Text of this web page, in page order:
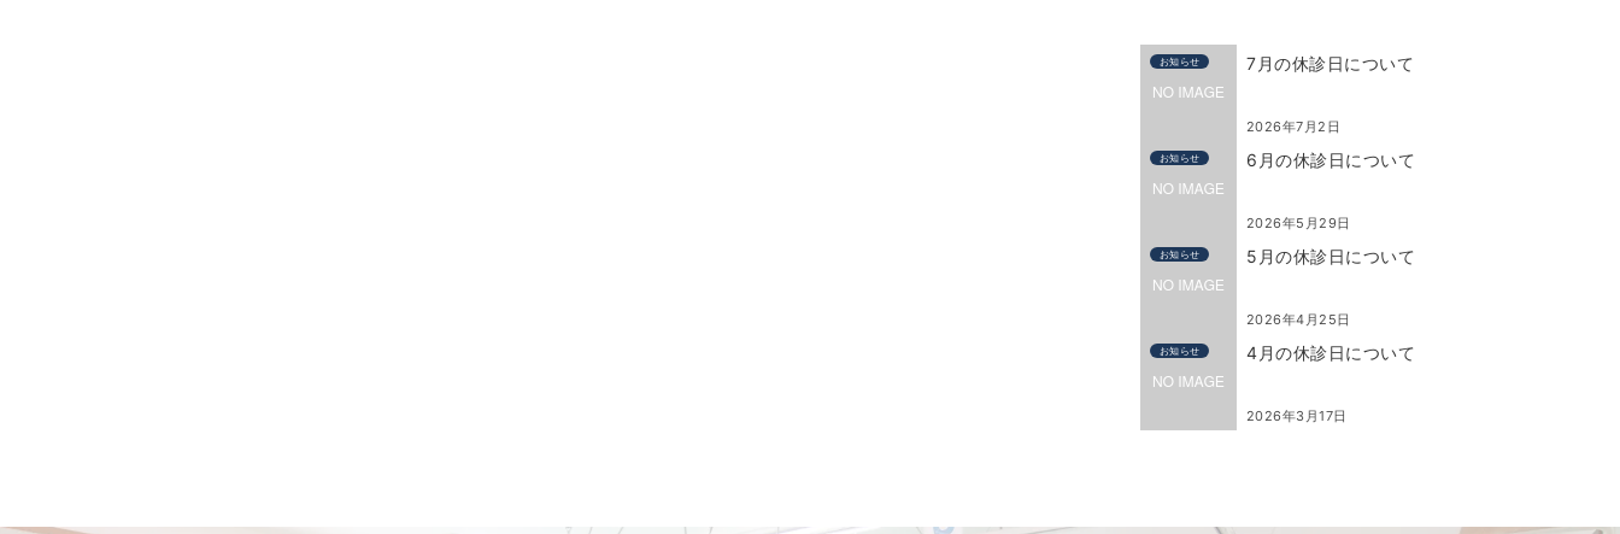
お知らせ 7月の休診日について
2026年7月2日
お知らせ 6月の休診日について
2026年5月29日
お知らせ 5月の休診日について
2026年4月25日
お知らせ 4月の休診日について
2026年3月17日